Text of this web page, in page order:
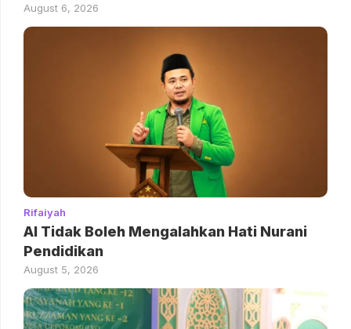
August 6, 2026
Rifaiyah
AI Tidak Boleh Mengalahkan Hati Nurani
Pendidikan
August 5, 2026